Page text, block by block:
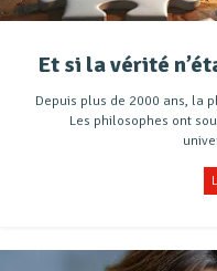
Et si la vérité
Depuis plus de 2000 ans, la
Les philosophes ont